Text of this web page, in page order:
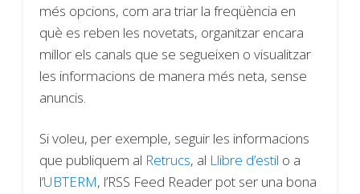
més opcions, com ara triar la freqüència en
què es reben les novetats, organitzar encara
millor els canals que se segueixen o visualitzar
les informacions de manera més neta, sense
anuncis.
Si voleu, per exemple, seguir les informacions
que publiquem al Retrucs, al Llibre d’estil o a
l’UBTERM, l’RSS Feed Reader pot ser una bona